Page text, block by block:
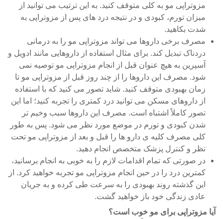
مزوتراپی مو به کلی متوقف کنید. به این ترتیب می توانید از
میزان تورم، کبودی و در نتیجه درد های پس از مزوتراپی به
شدت بکاهید.
مصرف برخی داروها می تواند مزوتراپی مو را به درمانی
دردناک تبدیل کند. برای مثال استفاده از داروهایی مانند ادویل و
آسپرین به هیچ عنوان قبل از انجام مزوتراپی مو توصیه نمی
شود. مصرف این داروها را از چند روز قبل از مزوتراپی مو تا
زمان بهبودی متوقف کنید. شاید تصور می کنید که با استفاده
از داروهای مسکن می توانید درد کمتری را تجربه کنید؛ اما این
تصور کاملاً اشتباه است. مصرف این داروها سبب وخیم تر
شدن کبودی و تورم در موضع مورد نظر می شود. پس به طور
کلی مصرف کلیه ی دارو ها را قبل و بعد از مزوتراپی مو تحت
نظر و کنترل پزشک متخصص انجام دهید.
در صورتی که تمام اقدامات لازم را به خوبی به انجام برسانید،
کمترین درد را در حین انجام مزوتراپی مو تجربه خواهید کرد. از
این گذشته روند بهبودی را به سرعت طی کرده و به جریان
عادی زندگی خود باز خواهید گشت.
آیا مزوتراپی برای مو خوب است؟